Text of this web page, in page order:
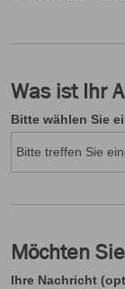
Was ist Ihr
Bitte wählen Sie
Möchten
Ihre Nachricht